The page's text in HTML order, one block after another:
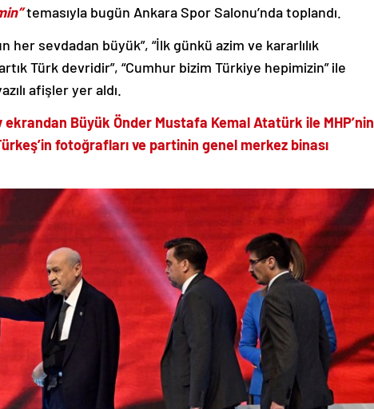
temasıyla bugün Ankara Spor Salonu’nda toplandı.
her sevdadan büyük”, “İlk günkü azim ve kararlılık
Türk devridir”, “Cumhur bizim Türkiye hepimizin” ile
afişler yer aldı.
Büyük Önder Mustafa Kemal Atatürk ile MHP’nin
fotoğrafları ve partinin genel merkez binası